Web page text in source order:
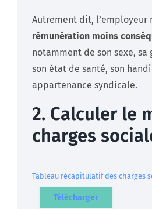
Autrement dit,
rémunération moins
notamment de son sexe, sa
son état de santé, son
appartenance syndicale.
2. Calculer le
charges
Tableau récapitulatif des charges
Télécharger